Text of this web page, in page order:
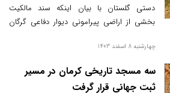
دستی گلستان با بیان اینکه سند مالکیت
بخشی از اراضی پیرامونی دیوار دفاعی گرگان
آینده خبرهای خوشی درباره ثبت جهانی این اثر
چهارشنبه 8 اسفند 1403
سه مسجد تاریخی کرمان در مسیر
ثبت جهانی قرار گرفت